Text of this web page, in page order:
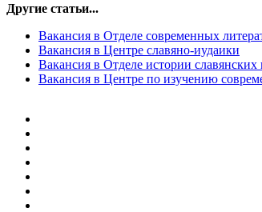
Другие статьи...
Вакансия в Отделе современных
Вакансия в Центре славяно-иудаики
Вакансия в Отделе истории
Вакансия в Центре по изучению